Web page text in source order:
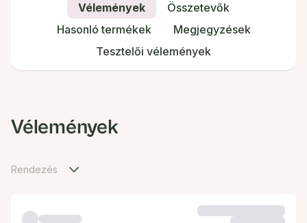
Vélemények
Összetevők
Hasonló termékek
Megjegyzések
Tesztelői vélemények
Vélemények
Rendezés